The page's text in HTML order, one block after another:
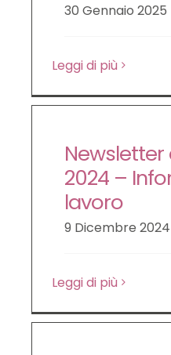
30 Gennaio 2025
Leggi di più
2024 –
lavoro
9 Dicembre 2024
Leggi di più